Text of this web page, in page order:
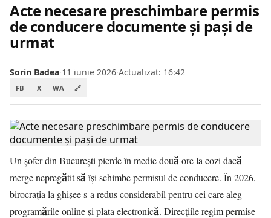
Acte necesare preschimbare permis
de conducere documente și pași de
urmat
Sorin Badea·11 iunie 2026·Actualizat: 16:42
FB X WA 🔗
Un șofer din București pierde în medie două ore la cozi dacă
merge nepregătit să își schimbe permisul de conducere. În 2026,
birocrația la ghișee s-a redus considerabil pentru cei care aleg
programările online și plata electronică. Direcțiile regim permise